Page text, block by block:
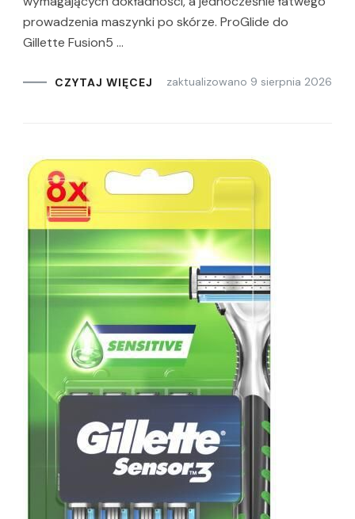
prowadzenia maszynki po skórze. ProGlide do
Gillette Fusion5 …
CZYTAJ WIĘCEJ zaktualizowano 9 sierpnia 2026